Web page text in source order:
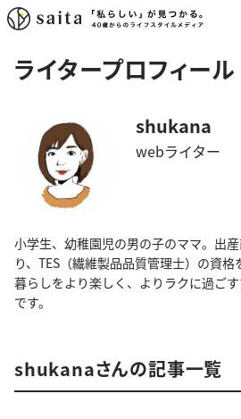
ライタープロフィール
shukana
webライター
小学生、幼稚園児の男の子のママ。出
り、TES（繊維製品品質管理士）の資格
暮らしをより楽しく、よりラクに過ご
です。
shukanaさんの記事一覧